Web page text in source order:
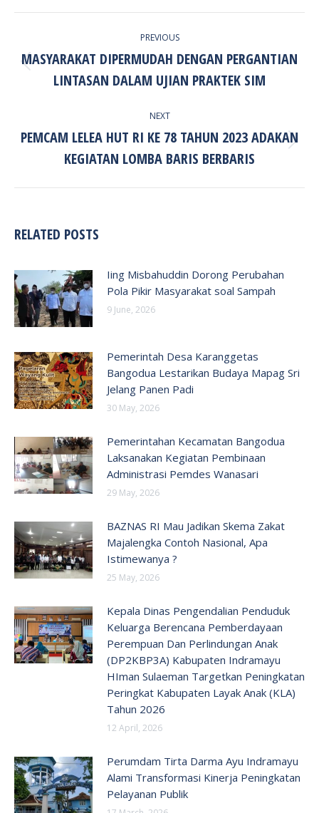
PREVIOUS
Previous
post:
MASYARAKAT DIPERMUDAH DENGAN PERGANTIAN
LINTASAN DALAM UJIAN PRAKTEK SIM
NEXT
Next
post:
PEMCAM LELEA HUT RI KE 78 TAHUN 2023 ADAKAN
KEGIATAN LOMBA BARIS BERBARIS
RELATED POSTS
Iing Misbahuddin Dorong Perubahan
Pola Pikir Masyarakat soal Sampah
9 June, 2026
Pemerintah Desa Karanggetas
Bangodua Lestarikan Budaya Mapag Sri
Jelang Panen Padi
30 May, 2026
Pemerintahan Kecamatan Bangodua
Laksanakan Kegiatan Pembinaan
Administrasi Pemdes Wanasari
29 May, 2026
BAZNAS RI Mau Jadikan Skema Zakat
Majalengka Contoh Nasional, Apa
Istimewanya ?
25 May, 2026
Kepala Dinas Pengendalian Penduduk
Keluarga Berencana Pemberdayaan
Perempuan Dan Perlindungan Anak
(DP2KBP3A) Kabupaten Indramayu
HIman Sulaeman Targetkan Peningkatan
Peringkat Kabupaten Layak Anak (KLA)
Tahun 2026
12 April, 2026
Perumdam Tirta Darma Ayu Indramayu
Alami Transformasi Kinerja Peningkatan
Pelayanan Publik